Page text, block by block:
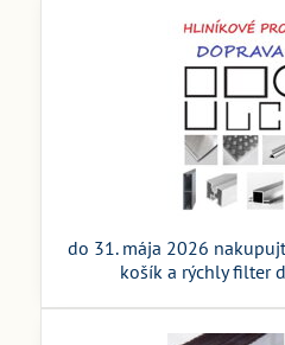
do 31. mája 2026
košík a rýchly filter